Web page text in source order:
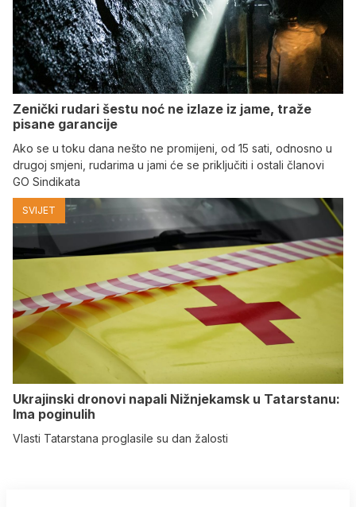
Zenički rudari šestu noć ne izlaze iz jame, traže
pisane garancije
Ako se u toku dana nešto ne promijeni, od 15 sati, odnosno u
drugoj smjeni, rudarima u jami će se priključiti i ostali članovi
GO Sindikata
SVIJET
Ukrajinski dronovi napali Nižnjekamsk u Tatarstanu:
Ima poginulih
Vlasti Tatarstana proglasile su dan žalosti